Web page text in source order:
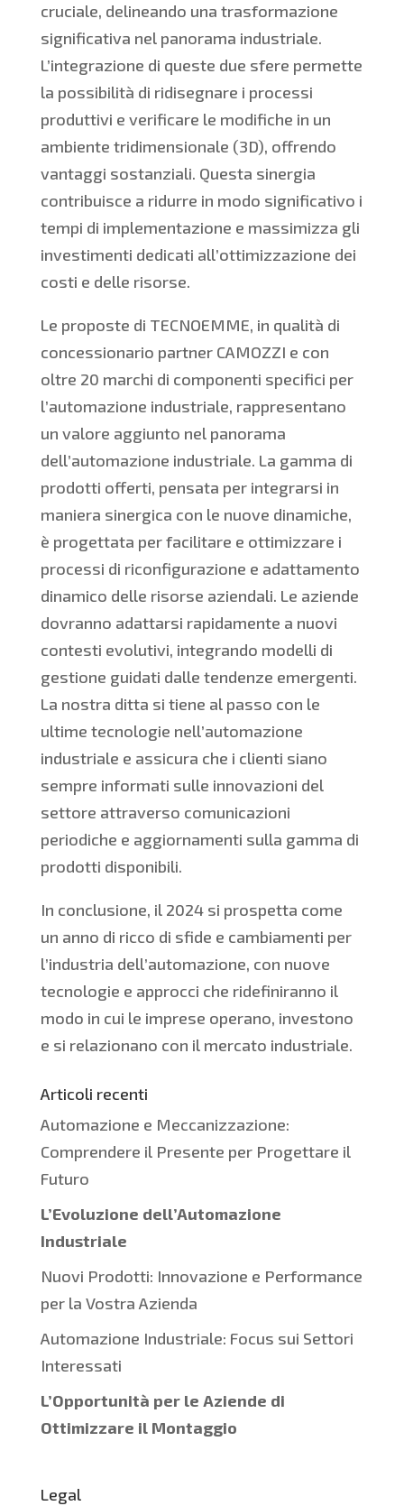
cruciale, delineando una trasformazione
significativa nel panorama industriale.
L’integrazione di queste due sfere permette
la possibilità di ridisegnare i processi
produttivi e verificare le modifiche in un
ambiente tridimensionale (3D), offrendo
vantaggi sostanziali. Questa sinergia
contribuisce a ridurre in modo significativo i
tempi di implementazione e massimizza gli
investimenti dedicati all’ottimizzazione dei
costi e delle risorse.
Le proposte di TECNOEMME, in qualità di
concessionario partner CAMOZZI e con
oltre 20 marchi di componenti specifici per
l’automazione industriale, rappresentano
un valore aggiunto nel panorama
dell’automazione industriale. La gamma di
prodotti offerti, pensata per integrarsi in
maniera sinergica con le nuove dinamiche,
è progettata per facilitare e ottimizzare i
processi di riconfigurazione e adattamento
dinamico delle risorse aziendali. Le aziende
dovranno adattarsi rapidamente a nuovi
contesti evolutivi, integrando modelli di
gestione guidati dalle tendenze emergenti.
La nostra ditta si tiene al passo con le
ultime tecnologie nell’automazione
industriale e assicura che i clienti siano
sempre informati sulle innovazioni del
settore attraverso comunicazioni
periodiche e aggiornamenti sulla gamma di
prodotti disponibili.
In conclusione, il 2024 si prospetta come
un anno di ricco di sfide e cambiamenti per
l’industria dell’automazione, con nuove
tecnologie e approcci che ridefiniranno il
modo in cui le imprese operano, investono
e si relazionano con il mercato industriale.
Articoli recenti
Automazione e Meccanizzazione:
Comprendere il Presente per Progettare il
Futuro
L’Evoluzione dell’Automazione
Industriale
Nuovi Prodotti: Innovazione e Performance
per la Vostra Azienda
Automazione Industriale: Focus sui Settori
Interessati
L’Opportunità per le Aziende di
Ottimizzare il Montaggio
Legal